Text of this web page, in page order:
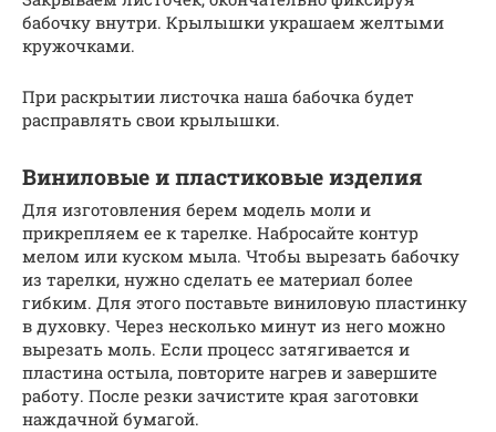
бабочку внутри. Крылышки украшаем желтыми
кружочками.
При раскрытии листочка наша бабочка будет
расправлять свои крылышки.
Виниловые и пластиковые изделия
Для изготовления берем модель моли и
прикрепляем ее к тарелке. Набросайте контур
мелом или куском мыла. Чтобы вырезать бабочку
из тарелки, нужно сделать ее материал более
гибким. Для этого поставьте виниловую пластинку
в духовку. Через несколько минут из него можно
вырезать моль. Если процесс затягивается и
пластина остыла, повторите нагрев и завершите
работу. После резки зачистите края заготовки
наждачной бумагой.